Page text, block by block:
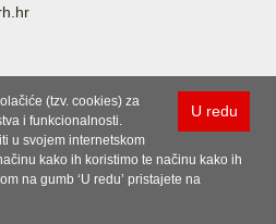
U redu
(tzv. cookies) za
i funkcionalnosti.
u svojem internetskom
kako ih koristimo te načinu kako ih
na gumb ‘U redu’ pristajete na